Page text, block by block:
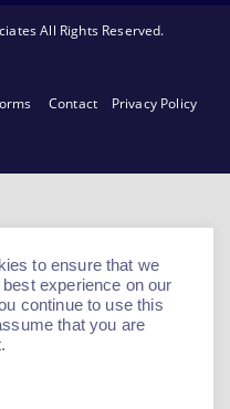
All Rights Reserved.
Contact Privacy Policy
to ensure that we
experience on our
continue to use this
that you are